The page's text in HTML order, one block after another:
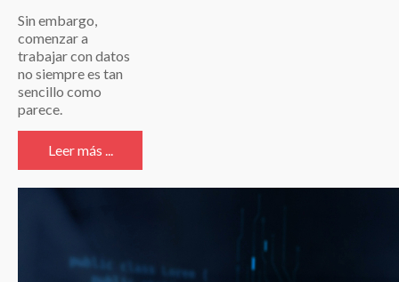
Sin embargo,
comenzar a
trabajar con datos
no siempre es tan
sencillo como
parece.
Leer más ...